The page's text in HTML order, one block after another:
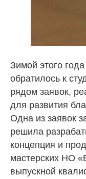
Зимой этого
обратилось к
рядом заявок,
для развития
Одна из заявок
решила
концепция и
мастерских НО
выпускной